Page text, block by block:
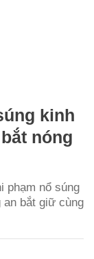
kinh
nóng
phạm nổ súng
an bắt giữ cùng